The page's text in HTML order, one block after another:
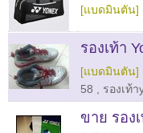
[แบดมินตัน]
รองเท้า
[แบดมินตัน]
58
รองเท้
ขาย รอง